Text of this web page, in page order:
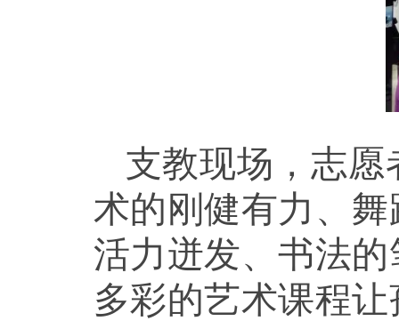
支教现场，志
术的刚健有力、
活力迸发、书法
多彩的艺术课程